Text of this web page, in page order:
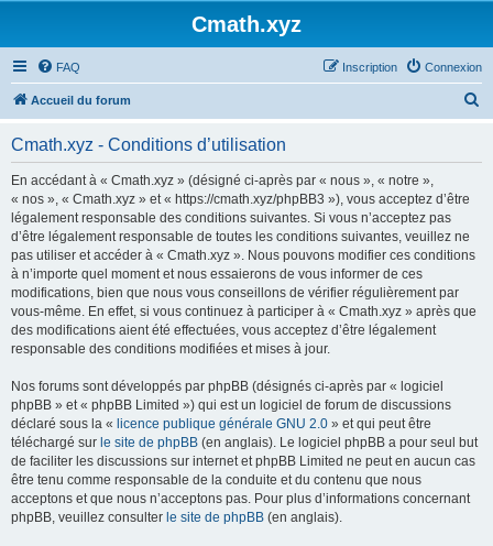
Cmath.xyz
FAQ Connexion
Inscription
Accueil du forum
Cmath.xyz - Conditions d’utilisation
En accédant à « Cmath.xyz » (désigné ci-après par « nous », « notre »,
« nos », « Cmath.xyz » et « https://cmath.xyz/phpBB3 »), vous acceptez d’être
légalement responsable des conditions suivantes. Si vous n’acceptez pas
d’être légalement responsable de toutes les conditions suivantes, veuillez ne
pas utiliser et accéder à « Cmath.xyz ». Nous pouvons modifier ces conditions
à n’importe quel moment et nous essaierons de vous informer de ces
modifications, bien que nous vous conseillons de vérifier régulièrement par
vous-même. En effet, si vous continuez à participer à « Cmath.xyz » après que
des modifications aient été effectuées, vous acceptez d’être légalement
responsable des conditions modifiées et mises à jour.
Nos forums sont développés par phpBB (désignés ci-après par « logiciel
phpBB » et « phpBB Limited ») qui est un logiciel de forum de discussions
déclaré sous la « licence publique générale GNU 2.0 » et qui peut être
téléchargé sur le site de phpBB (en anglais). Le logiciel phpBB a pour seul but
de faciliter les discussions sur internet et phpBB Limited ne peut en aucun cas
être tenu comme responsable de la conduite et du contenu que nous
acceptons et que nous n’acceptons pas. Pour plus d’informations concernant
phpBB, veuillez consulter le site de phpBB (en anglais).